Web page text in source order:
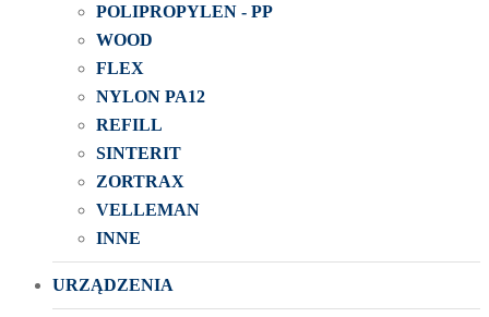
POLIPROPYLEN - PP
WOOD
FLEX
NYLON PA12
REFILL
SINTERIT
ZORTRAX
VELLEMAN
INNE
URZĄDZENIA